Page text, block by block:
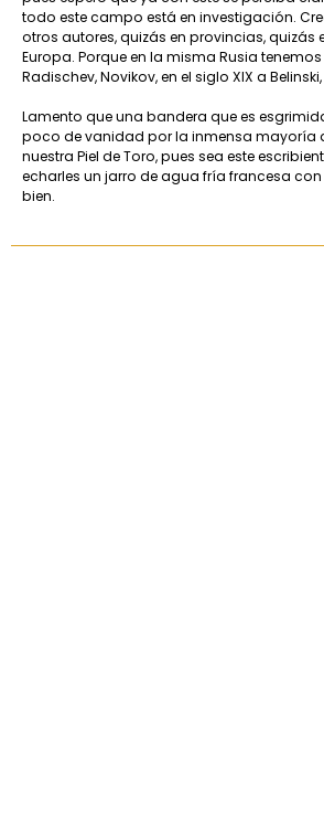
todo este campo está en investigación.
otros autores, quizás en provincias, quizás
Europa. Porque en la misma Rusia tenemos
Radischev, Novikov, en el siglo XIX a Belinski,
Lamento que una bandera que es
poco de vanidad por la inmensa mayoría
nuestra Piel de Toro, pues sea este
echarles un jarro de agua fría francesa con
bien.